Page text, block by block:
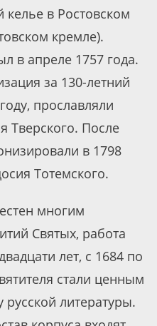
келье в Ростовском
кремле).
в апреле 1757 года.
за 130-летний
прославляли
Тверского. После
в 1798
Тотемского.
многим
Святых, работа
лет, с 1684 по
стали ценным
литературы.